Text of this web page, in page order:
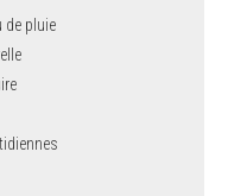
de pluie